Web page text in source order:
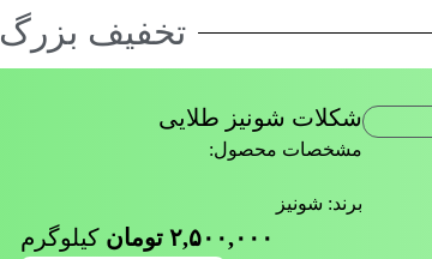
تخفیف بزرگ
شکلات شونیز طلایی
مشخصات محصول:
برند: شونیز
۲,۵۰۰,۰۰۰ تومان کیلوگرم